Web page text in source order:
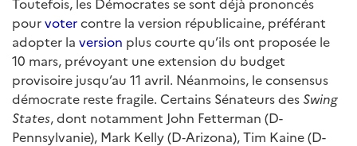
pourvotercontre la version républicaine, préférant
adopter la version plus courte qu’ils ont proposée le
10 mars, prévoyant une extension du budget
provisoire jusqu’au 11 avril. Néanmoins, le consensus
démocrate reste fragile. Certains Sénateurs desSwing
States, dont notamment John Fetterman (D-
Pennsylvanie), Mark Kelly (D‑Arizona), Tim Kaine (D-